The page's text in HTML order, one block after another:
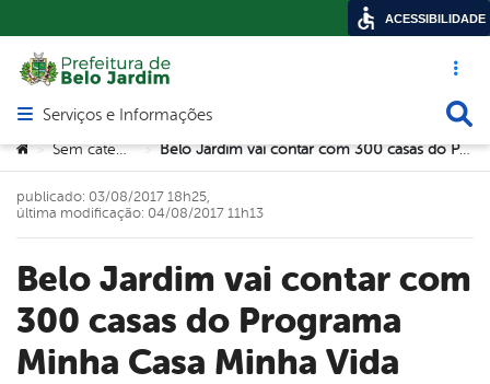
Acesso
Abrir menu principal de navegação
Serviços e Informações
Você está aqui:
> Sem categoria > Belo Jardim vai contar com 300 casas do Programa Minha Casa Minha Vida
Belo Jardim vai contar com
300 casas do Programa
Minha Casa Minha Vida
publicado: 03/08/2017 18h25,
última modificação: 04/08/2017 11h13
ACESSIBILIDADE